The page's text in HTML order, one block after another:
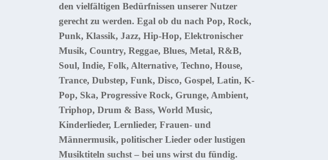
den vielfältigen Bedürfnissen unserer Nutzer
gerecht zu werden. Egal ob du nach Pop, Rock,
Punk, Klassik, Jazz, Hip-Hop, Elektronischer
Musik, Country, Reggae, Blues, Metal, R&B,
Soul, Indie, Folk, Alternative, Techno, House,
Trance, Dubstep, Funk, Disco, Gospel, Latin, K-
Pop, Ska, Progressive Rock, Grunge, Ambient,
Triphop, Drum & Bass, World Music,
Kinderlieder, Lernlieder, Frauen- und
Männermusik, politischer Lieder oder lustigen
Musiktiteln suchst – bei uns wirst du fündig.